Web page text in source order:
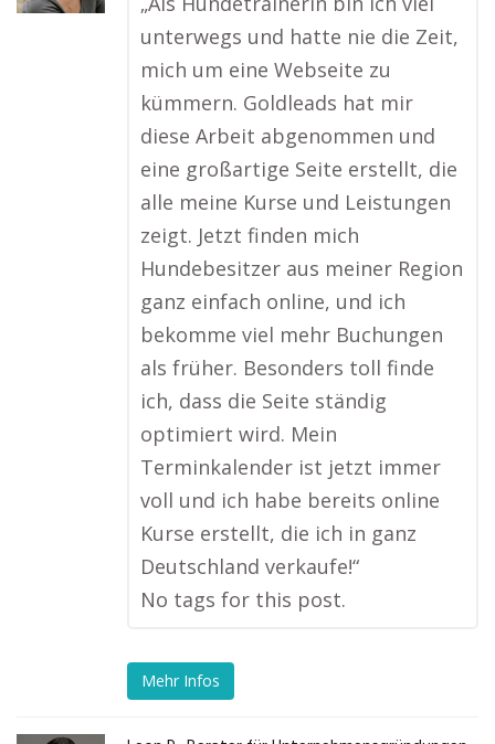
unterwegs und hatte nie die Zeit,
mich um eine Webseite zu
kümmern. Goldleads hat mir
diese Arbeit abgenommen und
eine großartige Seite erstellt, die
alle meine Kurse und Leistungen
zeigt. Jetzt finden mich
Hundebesitzer aus meiner Region
ganz einfach online, und ich
bekomme viel mehr Buchungen
als früher. Besonders toll finde
ich, dass die Seite ständig
optimiert wird. Mein
Terminkalender ist jetzt immer
voll und ich habe bereits online
Kurse erstellt, die ich in ganz
Deutschland verkaufe!“
No tags for this post.
Mehr Infos